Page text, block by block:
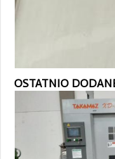
OSTATNIO